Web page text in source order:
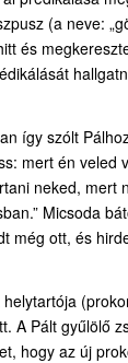
(a neve:
és
így szólt
mert én veled
neked, mert
Micsoda
még ott, és
A Pált gyűlölő
hogy az új